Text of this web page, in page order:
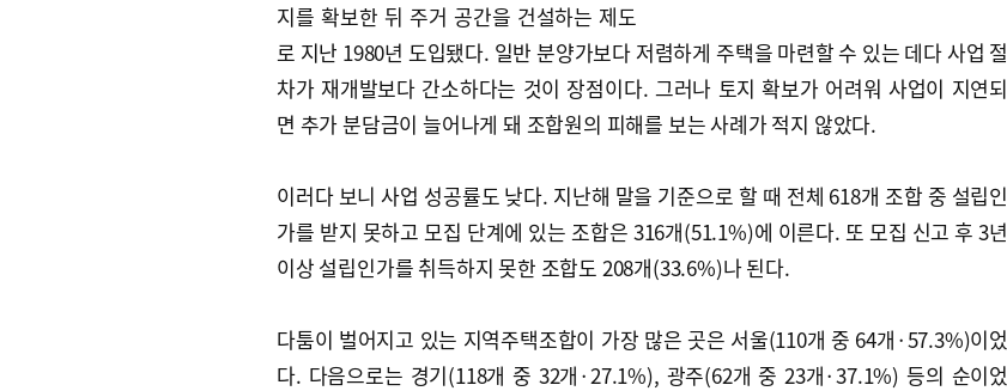
지를 확보한 뒤 주거 공간을 건설하는 제도
로 지난 1980년 도입됐다. 일반 분양가보다 저렴하게 주택을 마련할 수 있는 데다 사업 절
차가 재개발보다 간소하다는 것이 장점이다. 그러나 토지 확보가 어려워 사업이 지연되
면 추가 분담금이 늘어나게 돼 조합원의 피해를 보는 사례가 적지 않았다.
이러다 보니 사업 성공률도 낮다. 지난해 말을 기준으로 할 때 전체 618개 조합 중 설립인
가를 받지 못하고 모집 단계에 있는 조합은 316개(51.1%)에 이른다. 또 모집 신고 후 3년
이상 설립인가를 취득하지 못한 조합도 208개(33.6%)나 된다.
다툼이 벌어지고 있는 지역주택조합이 가장 많은 곳은 서울(110개 중 64개·57.3%)이었
다. 다음으로는 경기(118개 중 32개·27.1%), 광주(62개 중 23개·37.1%) 등의 순이었